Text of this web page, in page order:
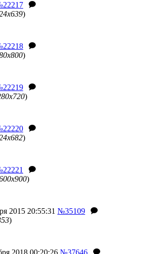
)
)
)
)
)
2015 20:55:31 №35109
)
2018 00:20:26 №37646